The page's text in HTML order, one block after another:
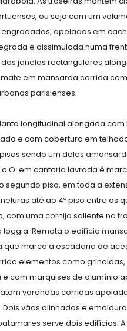
ou seja com um
apoiadas em
e dissimulada numa
janelas rectangulares
em mansarda corrida
parisienses.
longitudinal alongada
e com cobertura em
sendo um deles
O. em cantaria lavrada é
segundo piso, em toda a
até ao 4º piso entre as
com uma cornija saliente na
Remata o edifício
que marca a escadaria de
elementos como
com marquises de alumínio
varandas corridas
vãos alinhados e
serve dois edifícios.